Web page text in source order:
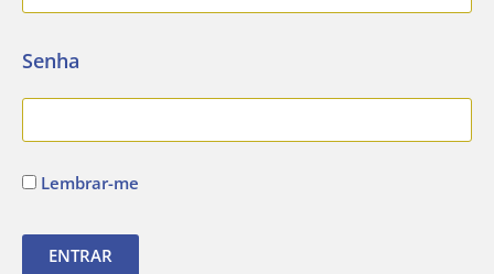
Senha
Lembrar-me
ENTRAR